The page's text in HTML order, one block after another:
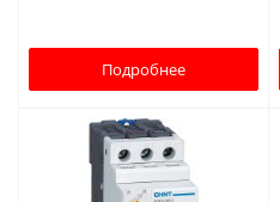
Подробнее